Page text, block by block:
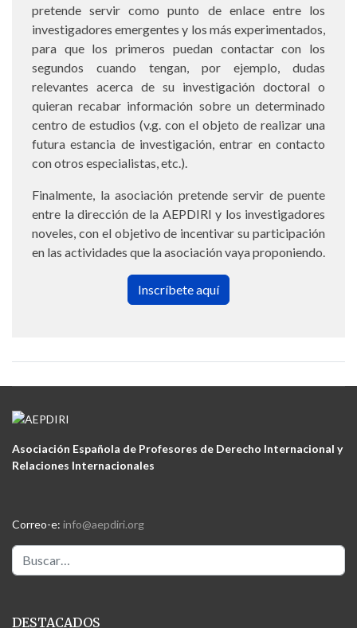
pretende servir como punto de enlace entre los
investigadores emergentes y los más experimentados,
para que los primeros puedan contactar con los
segundos cuando tengan, por ejemplo, dudas
relevantes acerca de su investigación doctoral o
quieran recabar información sobre un determinado
centro de estudios (v.g. con el objeto de realizar una
futura estancia de investigación, entrar en contacto
con otros especialistas, etc.).
Finalmente, la asociación pretende servir de puente
entre la dirección de la AEPDIRI y los investigadores
noveles, con el objetivo de incentivar su participación
en las actividades que la asociación vaya proponiendo.
Inscríbete aquí
Asociación Española de Profesores de Derecho Internacional y
Relaciones Internacionales
Correo-e: info@aepdiri.org
Buscar
DESTACADOS